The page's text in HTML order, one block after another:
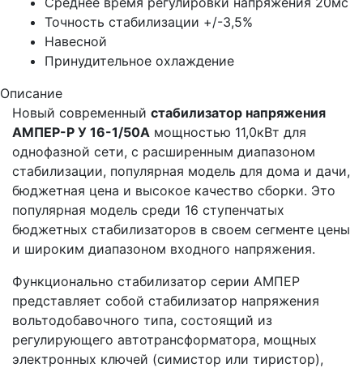
Точность стабилизации +/-3,5%
Навесной
Принудительное охлаждение
Описание
Новый современный стабилизатор напряжения
АМПЕР-Р У 16-1/50А мощностью 11,0кВт для
однофазной сети, с расширенным диапазоном
стабилизации, популярная модель для дома и дачи,
бюджетная цена и высокое качество сборки. Это
популярная модель среди 16 ступенчатых
бюджетных стабилизаторов в своем сегменте цены
и широким диапазоном входного напряжения.
Функционально стабилизатор серии АМПЕР
представляет собой стабилизатор напряжения
вольтодобавочного типа, состоящий из
регулирующего автотрансформатора, мощных
электронных ключей (симистор или тиристор),